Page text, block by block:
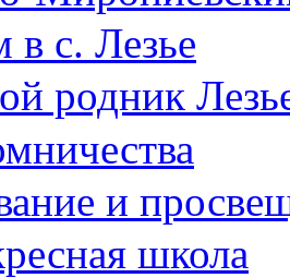
в с. Лезье
родник
и
школа